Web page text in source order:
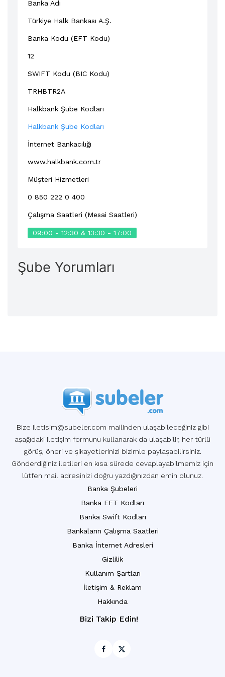
Banka Adı
Türkiye Halk Bankası A.Ş.
Banka Kodu (EFT Kodu)
12
SWIFT Kodu (BIC Kodu)
TRHBTR2A
Halkbank Şube Kodları
Halkbank Şube Kodları
İnternet Bankacılığı
www.halkbank.com.tr
Müşteri Hizmetleri
0 850 222 0 400
Çalışma Saatleri (Mesai Saatleri)
09:00 - 12:30 & 13:30 - 17:00
Şube Yorumları
Bize iletisim@subeler.com mailinden ulaşabileceğiniz gibi
aşağıdaki iletişim formunu kullanarak da ulaşabilir, her türlü
görüş, öneri ve şikayetlerinizi bizimle paylaşabilirsiniz.
Gönderdiğiniz iletileri en kısa sürede cevaplayabilmemiz için
lütfen mail adresinizi doğru yazdığınızdan emin olunuz.
Banka Şubeleri
Banka EFT Kodları
Banka Swift Kodları
Bankaların Çalışma Saatleri
Banka İnternet Adresleri
Gizlilik
Kullanım Şartları
İletişim & Reklam
Hakkında
Bizi Takip Edin!